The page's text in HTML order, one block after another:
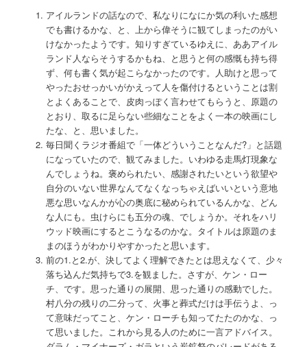
アイルランドの話なので、私なりになにか気の利いた感想
でも書けるかな、と、上から偉そうに観てしまったのがい
けなかったようです。知りすぎているゆえに、ああアイル
ランド人ならそうするかもね、と思うと何の感慨も持ち得
ず、何も書く気が起こらなかったのです。人助けと思って
やったおせっかいがかえって人を傷付けるということは割
とよくあることで、皮肉っぽく言わせてもらうと、原題の
とおり、取るに足らない些細なことをよく一本の映画にし
たな、と、思いました。
毎日聞くラジオ番組で「一体どういうことなんだ?」と話題
になっていたので、観てみました。いわゆる走馬灯現象な
んでしょうね。褒められたい、感謝されたいという欲望や
自分のいない世界なんてなくなっちゃえばいいという意地
悪な思いなんかが心の奥底に秘められているんかな、どん
な人にも。虫けらにも五分の魂、でしょうか。それをハリ
ウッド映画にするとこうなるのかな。タイトルは原題のま
まのほうがわかりやすかったと思います。
前の1.と2.が、決してよく理解できたとは思えなくて、少々
落ち込んだ気持ちで3.を観ました。さすが、ケン・ロー
チ、です。思った通りの展開、思った通りの感動でした。
村八分の残りの二分って、火事と葬式だけは手伝うよ、っ
て意味だってこと、ケン・ローチも知ってたたのかな、っ
て思いました。これから見る人のために一言アドバイス。